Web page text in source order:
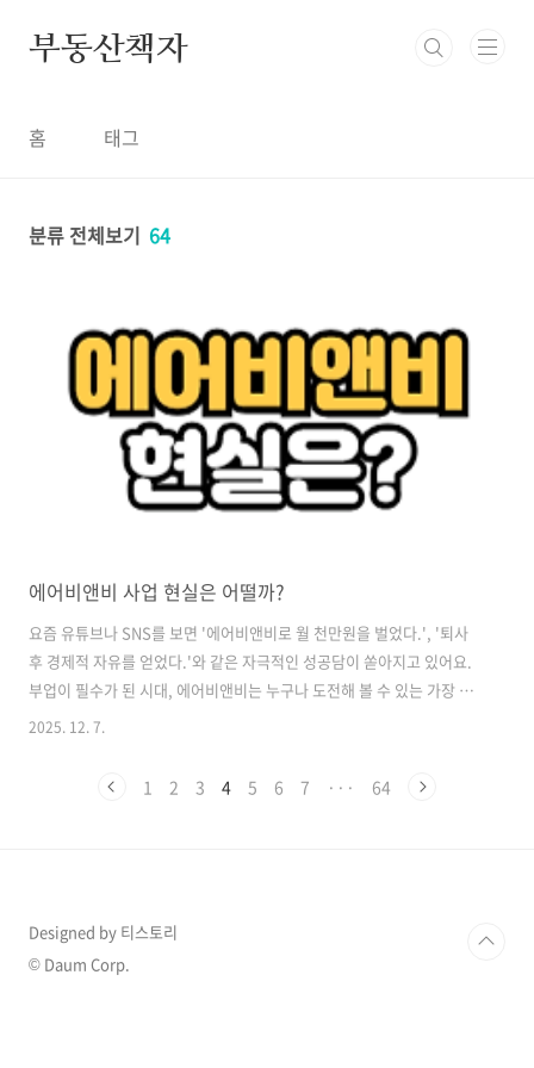
부동산책자
홈 태그
분류 전체보기 64
에어비앤비 사업 현실은 어떨까?
요즘 유튜브나 SNS를 보면 '에어비앤비로 월 천만원을 벌었다.', '퇴사
후 경제적 자유를 얻었다.'와 같은 자극적인 성공담이 쏟아지고 있어요.
부업이 필수가 된 시대, 에어비앤비는 누구나 도전해 볼 수 있는 가장 현
실적인 사업으로 쉬워 보이지만 현실은 어떨까요? 정말 생각처럼 쉽게,
실을 알려드리려고 해요. 좋은점뿐 아니라 감춰진 어려움까지 모두 알려
2025. 12. 7.
1 2 3 4 5 6 7 ··· 64
Designed by 티스토리
© Daum Corp.